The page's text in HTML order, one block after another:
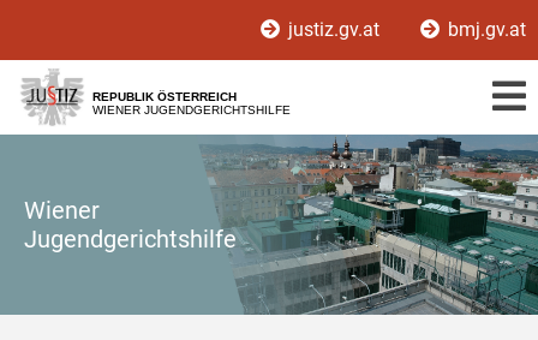
[1]
[2]
[3]
justiz.gv.at bmj.gv.at
REPUBLIK ÖSTERREICH
WIENER JUGENDGERICHTSHILFE
Wiener
Jugendgerichtshilfe